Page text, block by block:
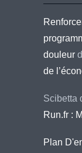
douleur
de
Scibetta
Run.fr :
Plan